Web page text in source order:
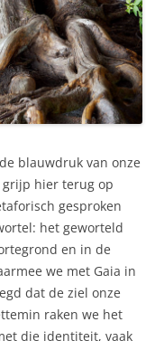
blauwdruk van onze
grijp hier terug op
gesproken
het geworteld
en in de
we met Gaia in
dat de ziel onze
raken we het
die identiteit, vaak